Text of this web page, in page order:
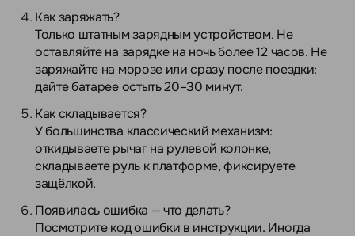
Как заряжать?
Только штатным зарядным устройством. Не
оставляйте на зарядке на ночь более 12 часов. Не
заряжайте на морозе или сразу после поездки:
дайте батарее остыть 20–30 минут.
Как складывается?
У большинства классический механизм:
откидываете рычаг на рулевой колонке,
складываете руль к платформе, фиксируете
защёлкой.
Появилась ошибка — что делать?
Посмотрите код ошибки в инструкции. Иногда